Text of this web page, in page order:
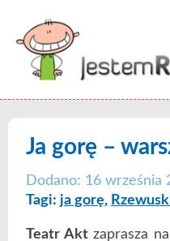
Ja gorę –
Dodano: 16 września
Tagi: ja gorę,
Teatr Aktzaprasza